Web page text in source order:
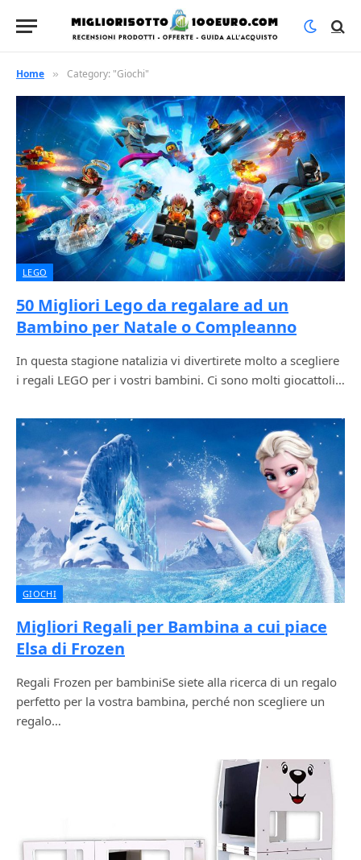
Home » Category: "Giochi"
LEGO
50 Migliori Lego da regalare ad un
Bambino per Natale o Compleanno
In questa stagione natalizia vi divertirete molto a scegliere
i regali LEGO per i vostri bambini. Ci sono molti giocattoli…
GIOCHI
Migliori Regali per Bambina a cui piace
Elsa di Frozen
Regali Frozen per bambiniSe siete alla ricerca di un regalo
perfetto per la vostra bambina, perché non scegliere un
regalo…